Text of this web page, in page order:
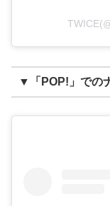
▼「POP!」での